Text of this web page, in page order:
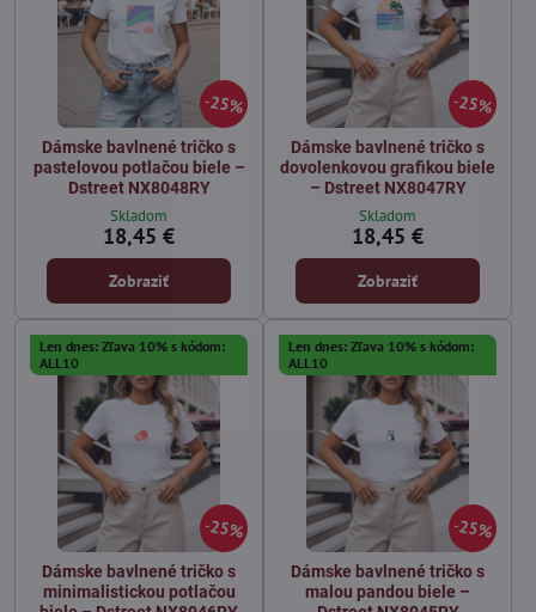
25%
Dámske bavlnené tričko s
pastelovou potlačou biele –
Dstreet NX8048RY
Skladom
18,45 €
Zobraziť
25%
Dámske bavlnené tričko s
dovolenkovou grafikou biele
– Dstreet NX8047RY
Skladom
18,45 €
Zobraziť
25%
Len dnes: Zľava 10% s kódom:
ALL10
Dámske bavlnené tričko s
minimalistickou potlačou
25%
Len dnes: Zľava 10% s kódom:
ALL10
Dámske bavlnené tričko s
malou pandou biele –